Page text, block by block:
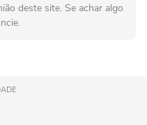
deste site. Se achar algo